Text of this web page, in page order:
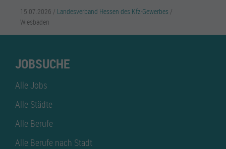
15.07.2026 / Landesverband Hessen des Kfz-Gewerbes /
Wiesbaden
JOBSUCHE
Alle Jobs
Alle Städte
Alle Berufe
Alle Berufe nach Stadt